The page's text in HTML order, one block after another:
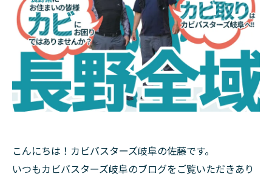
こんにちは！カビバスターズ岐阜の佐藤です。
いつもカビバスターズ岐阜のブログをご覧いただきあり